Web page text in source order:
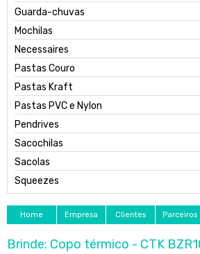
Guarda-chuvas
Mochilas
Necessaires
Pastas Couro
Pastas Kraft
Pastas PVC e Nylon
Pendrives
Sacochilas
Sacolas
Squeezes
Home Empresa Clientes Parceiros
Brinde: Copo térmico - CTK